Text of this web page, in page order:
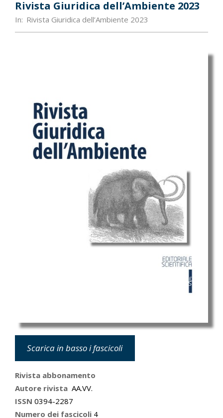
Rivista Giuridica dell’Ambiente 2023
In: Rivista Giuridica dell’Ambiente 2023
Scarica in basso i fascicoli
Rivista abbonamento
Autore rivista AA.VV.
ISSN 0394-2287
Numero dei fascicoli 4